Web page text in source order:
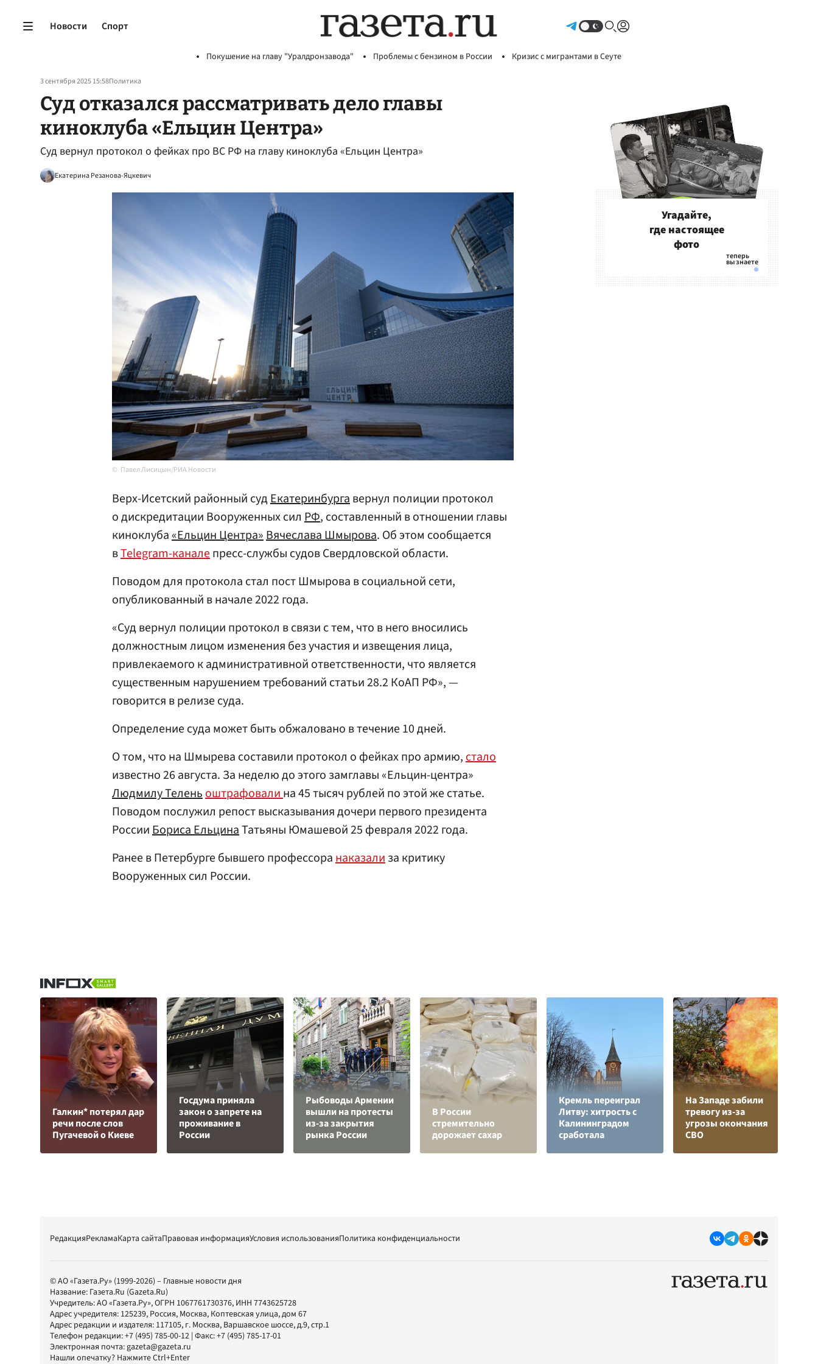
Новости Спорт
Покушение на главу "Уралдронзавода" Проблемы с бензином в России Кризис с мигрантами в Сеуте
3 сентября 2025 15:58Политика
Суд отказался рассматривать дело главы
киноклуба «Ельцин Центра»
Суд вернул протокол о фейках про ВС РФ на главу киноклуба «Ельцин Центра»
Екатерина Резанова-Яцкевич
Павел Лисицын/РИА Новости
Верх-Исетский районный судЕкатеринбургавернул полиции протокол
о дискредитации Вооруженных сил РФ, составленный в отношении главы
киноклуба«Ельцин Центра»Вячеслава Шмырова. Об этом сообщается
вTelegram-каналепресс-службы судов Свердловской области.
Поводом для протокола стал пост Шмырова в социальной сети,
опубликованный в начале 2022 года.
«Суд вернул полиции протокол в связи с тем, что в него вносились
должностным лицом изменения без участия и извещения лица,
привлекаемого к административной ответственности, что является
существенным нарушением требований статьи 28.2 КоАП РФ», —
говорится в релизе суда.
Определение суда может быть обжаловано в течение 10 дней.
О том, что на Шмырева составили протокол о фейках про армию,стало
известно 26 августа. За неделю до этого замглавы «Ельцин-центра»
Людмилу Теленьоштрафовалина 45 тысяч рублей по этой же статье.
Поводом послужил репост высказывания дочери первого президента
РоссииБориса ЕльцинаТатьяны Юмашевой 25 февраля 2022 года.
Ранее в Петербурге бывшего профессоранаказализа критику
Вооруженных сил России.
Угадайте,
где настоящее
фото
Галкин* потерял дар
речи после слов
Пугачевой о Киеве
Госдума приняла
закон о запрете на
проживание в
России
Рыбоводы Армении
вышли на протесты
из-за закрытия
рынка России
В России
стремительно
дорожает сахар
Кремль переиграл
Литву: хитрость с
Калининградом
сработала
На Западе забили
тревогу из-за
угрозы окончания
СВО
РедакцияРекламаКарта сайтаПравовая информацияУсловия использованияПолитика конфиденциальности
© АО «Газета.Ру» (1999-2026) – Главные новости дня
Название: Газета.Ru (Gazeta.Ru)
Учредитель:АО «Газета.Ру», ОГРН 1067761730376, ИНН 7743625728
Адрес учредителя: 125239, Россия, Москва, Коптевская улица, дом 67
Адрес редакции и издателя: 117105, г. Москва, Варшавское шоссе, д.9, стр.1
Телефон редакции:+7 (495) 785-00-12 | Факс:+7 (495) 785-17-01
Электронная почта:gazeta@gazeta.ru
Нашли опечатку? Нажмите Ctrl+Enter